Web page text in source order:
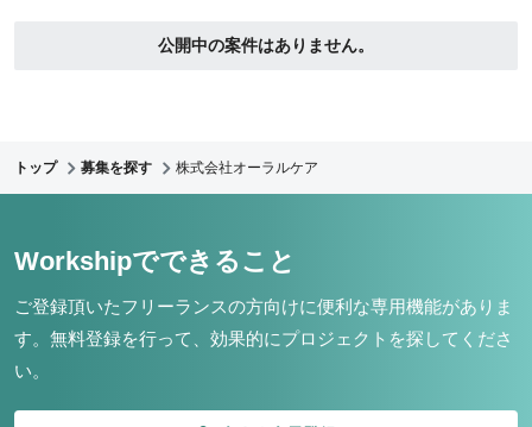
公開中の案件はありません。
トップ 募集を探す 株式会社オーラルケア
Workshipでできること
ご登録頂いたフリーランスの方向けに便利な専用機能がありま
す。 無料登録を行って、効果的にプロジェクトを探してくださ
い。